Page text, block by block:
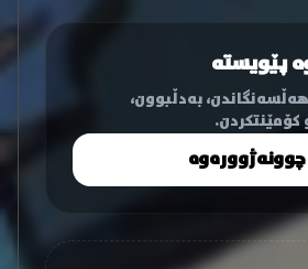
پێویستە
بەدڵبوون،
چوونەژوورەوە